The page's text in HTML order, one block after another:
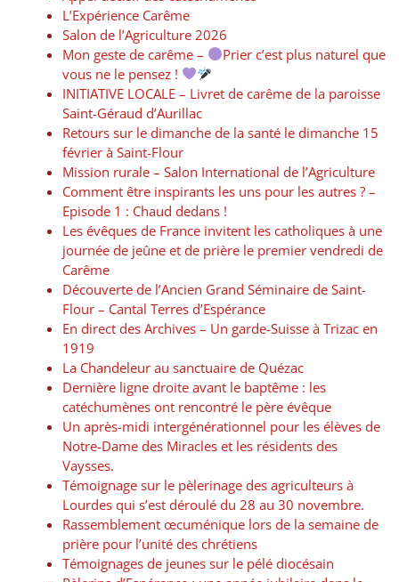
L’Expérience Carême
Salon de l’Agriculture 2026
Mon geste de carême –
Prier c’est plus naturel que
vous ne le pensez !
INITIATIVE LOCALE – Livret de carême de la paroisse
Saint-Géraud d’Aurillac
Retours sur le dimanche de la santé le dimanche 15
février à Saint-Flour
Mission rurale – Salon International de l’Agriculture
Comment être inspirants les uns pour les autres ? –
Episode 1 : Chaud dedans !
Les évêques de France invitent les catholiques à une
journée de jeûne et de prière le premier vendredi de
Carême
Découverte de l’Ancien Grand Séminaire de Saint-
Flour – Cantal Terres d’Espérance
En direct des Archives – Un garde-Suisse à Trizac en
1919
La Chandeleur au sanctuaire de Quézac
Dernière ligne droite avant le baptême : les
catéchumènes ont rencontré le père évêque
Un après-midi intergénérationnel pour les élèves de
Notre-Dame des Miracles et les résidents des
Vaysses.
Témoignage sur le pèlerinage des agriculteurs à
Lourdes qui s’est déroulé du 28 au 30 novembre.
Rassemblement œcuménique lors de la semaine de
prière pour l’unité des chrétiens
Témoignages de jeunes sur le pélé diocésain